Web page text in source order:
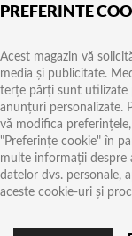
PREFERINTE
Acest magazin vă
media și publicitate.
terțe părți sunt utilizate
anunțuri personalizate.
vă modifica
"Preferințe cookie" în
multe informații despre
datelor dvs. personale,
aceste cookie-uri și